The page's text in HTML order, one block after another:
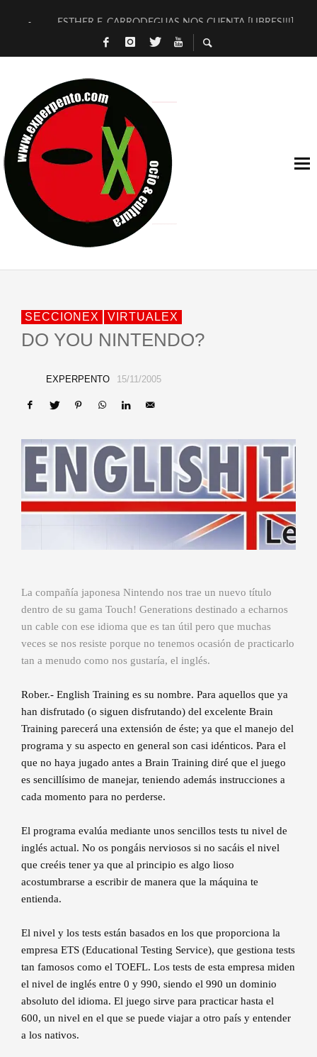
ESTHER F. CARRODEGUAS NOS CUENTA [LIBRES!!!]
[TERRA DE GUAPES] DE SANDRA MONFORT
TIMBRE 4, LA ESCUELA DEL DIRECTOR TEATRAL CLAUDIO
30 AÑOS (NO ES NADA) DE LA KATARSIS DEL TOMATAZO
MILITARES JUDÍAS EN #EXVITA
D’BALDOMEROS REINVENTAN [BITÁCORA 3.0] EN EXVITA
MARSHALL FLASH PRESENTA EN EXVITA [RELATIVA
JOFRE BARDAGÍ EN EXVITA INTERPRETANDO A SERRAT
SECCIONEX VIRTUALEX
DO YOU NINTENDO?
EXPERPENTO 15/11/2005
La compañía japonesa Nintendo nos trae un nuevo título
dentro de su gama Touch! Generations destinado a echarnos
un cable con ese idioma que es tan útil pero que muchas
veces se nos resiste porque no tenemos ocasión de practicarlo
tan a menudo como nos gustaría, el inglés.
Rober.- English Training es su nombre. Para aquellos que ya
han disfrutado (o siguen disfrutando) del excelente Brain
Training parecerá una extensión de éste; ya que el manejo del
programa y su aspecto en general son casi idénticos. Para el
que no haya jugado antes a Brain Training diré que el juego
es sencillísimo de manejar, teniendo además instrucciones a
cada momento para no perderse.
El programa evalúa mediante unos sencillos tests tu nivel de
inglés actual. No os pongáis nerviosos si no sacáis el nivel
que creéis tener ya que al principio es algo lioso
acostumbrarse a escribir de manera que la máquina te
entienda.
El nivel y los tests están basados en los que proporciona la
empresa ETS (Educational Testing Service), que gestiona tests
tan famosos como el TOEFL. Los tests de esta empresa miden
el nivel de inglés entre 0 y 990, siendo el 990 un dominio
absoluto del idioma. El juego sirve para practicar hasta el
600, un nivel en el que se puede viajar a otro país y entender
a los nativos.